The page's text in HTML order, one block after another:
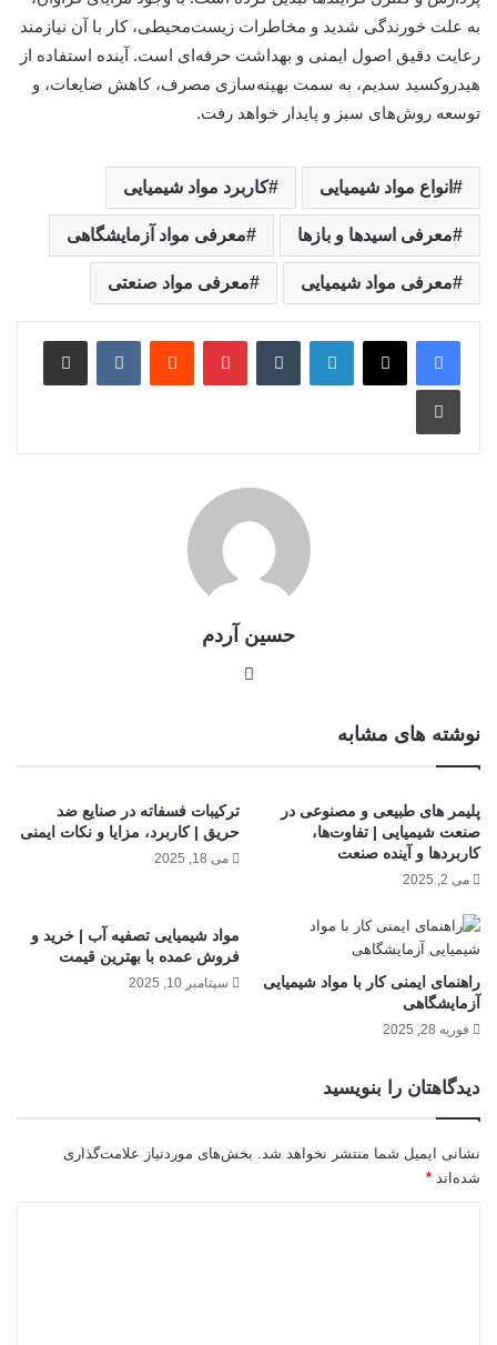
به علت خورندگی شدید و مخاطرات زیست‌محیطی، کار با آن نیازمند
رعایت دقیق اصول ایمنی و بهداشت حرفه‌ای است. آینده استفاده از
هیدروکسید سدیم، به سمت بهینه‌سازی مصرف، کاهش ضایعات، و
توسعه روش‌های سبز و پایدار خواهد رفت.
انواع مواد شیمیایی کاربرد مواد شیمیایی
معرفی اسیدها و بازها معرفی مواد آزمایشگاهی
معرفی مواد شیمیایی معرفی مواد صنعتی
حسین آردم
نوشته های مشابه
پلیمر های طبیعی و مصنوعی در
صنعت شیمیایی | تفاوت‌ها،
کاربردها و آینده صنعت
می 2, 2025
ترکیبات فسفاته در صنایع ضد
حریق | کاربرد، مزایا و نکات ایمنی
می 18, 2025
راهنمای ایمنی کار با مواد شیمیایی
آزمایشگاهی
فوریه 28, 2025
مواد شیمیایی تصفیه آب | خرید و
فروش عمده با بهترین قیمت
سپتامبر 10, 2025
دیدگاهتان را بنویسید
نشانی ایمیل شما منتشر نخواهد شد. بخش‌های موردنیاز علامت‌گذاری
شده‌اند *